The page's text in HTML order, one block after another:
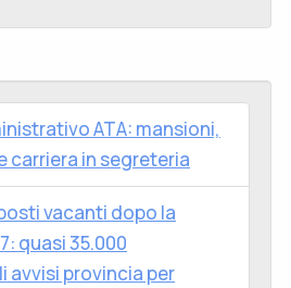
ATA: mansioni,
carriera in segreteria
vacanti dopo la
quasi 35.000
avvisi provincia per